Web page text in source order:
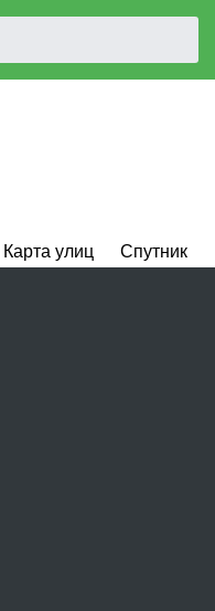
Карта улиц Спутник